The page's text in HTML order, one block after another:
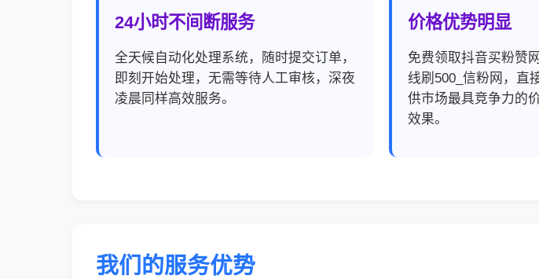
24小时不间断服务
全天候自动化处理系统，随时提交订单，
即刻开始处理，无需等待人工审核，深夜
凌晨同样高效服务。
价格优势明显
免费领取抖音买粉赞
线刷500_信粉网，直
供市场最具竞争力的
效果。
我们的服务优势